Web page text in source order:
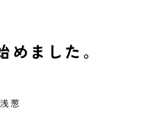
めました。
浅葱